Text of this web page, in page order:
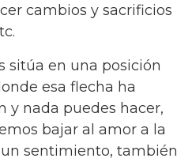
cambios y sacrificios
sitúa en una posición
esa flecha ha
y nada puedes hacer,
bajar al amor a la
sentimiento, también